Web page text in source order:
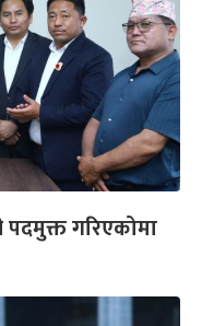
पदमुक्त गरिएकोमा